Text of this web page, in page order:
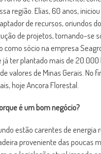
região. Elias, 60 anos,
de recursos, oriundos
de projetos, tornando-se
como sócio na empresa
ter plantado mais de
valores de Minas Gerais.
hoje Ancora Florestal.
é um bom negócio?
estão carentes de
proveniente das poucas